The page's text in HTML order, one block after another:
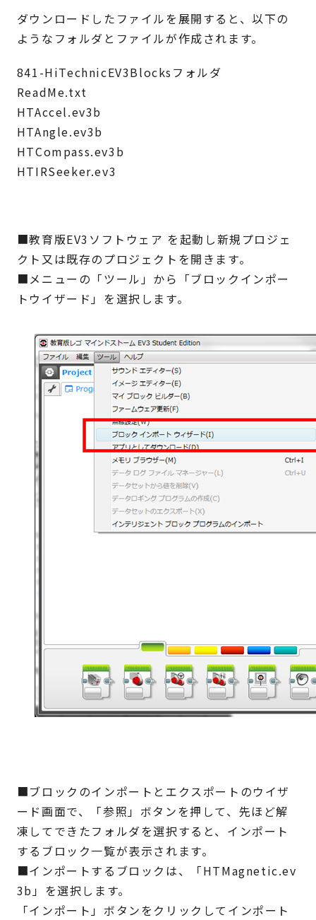
ダウンロードしたファイルを展開すると、以下の
ようなフォルダとファイルが作成されます。
841-HiTechnicEV3Blocksフォルダ
ReadMe.txt
HTAccel.ev3b
HTAngle.ev3b
HTCompass.ev3b
HTIRSeeker.ev3
■教育版EV3ソフトウェア を起動し新規プロジェ
クト又は既存のプロジェクトを開きます。
■メニューの「ツール」から「ブロックインポー
トウイザード」を選択します。
■ブロックのインポートとエクスポートのウイザ
ード画面で、「参照」ボタンを押して、先ほど解
凍してできたフォルダを選択すると、インポート
するブロック一覧が表示されます。
■インポートするブロックは、「HTMagnetic.ev
3b」を選択します。
「インポート」ボタンをクリックしてインポート